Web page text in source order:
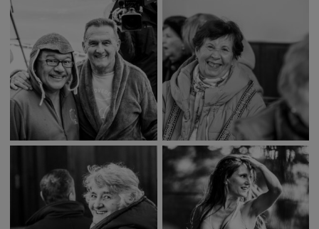
Dobrovoľníctvo
Benefícia
Duchovný život
EkoMesto
Tradície
Veda
Zvieratá
Súťaž
Pracovné ponuky